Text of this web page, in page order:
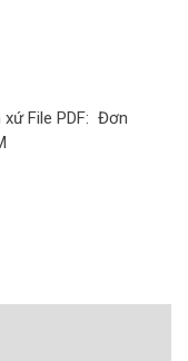
File PDF: Đơn